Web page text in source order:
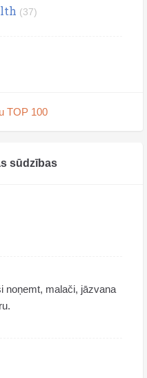
(37)
TOP 100
sūdzības
noņemt, malači, jāzvana